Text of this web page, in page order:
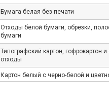
Бумага белая без печати
Отходы белой бумаги, обрезки,
бумаги
Типографский картон, гофрокартон и
отходы
Картон белый с черно-белой и